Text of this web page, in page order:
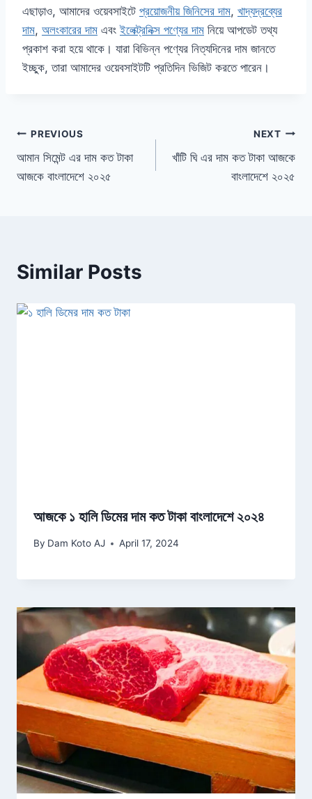
এছাড়াও, আমাদের ওয়েবসাইটে প্রয়োজনীয় জিনিসের দাম, খাদ্যদ্রব্যের
দাম, অলংকারের দাম এবংইলেক্ট্রনিক্স পণ্যের দাম নিয়ে আপডেট তথ্য
প্রকাশ করা হয়ে থাকে। যারা বিভিন্ন পণ্যের নিত্যদিনের দাম জানতে
ইচ্ছুক, তারা আমাদের ওয়েবসাইটটি প্রতিদিন ভিজিট করতে পারেন।
Post
navigation
PREVIOUS
আমান সিমেন্ট এর দাম কত টাকা
আজকে বাংলাদেশে ২০২৫
NEXT
খাঁটি ঘি এর দাম কত টাকা আজকে
বাংলাদেশে ২০২৫
Similar Posts
আজকে ১ হালি ডিমের দাম কত টাকা বাংলাদেশে ২০২৪
By Dam Koto AJ April 17, 2024